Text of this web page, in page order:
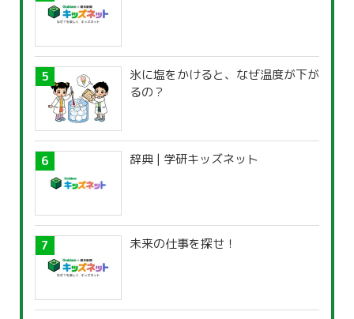
氷に塩をかけると、なぜ温度が下が
るの？
辞典 | 学研キッズネット
未来の仕事を探せ！